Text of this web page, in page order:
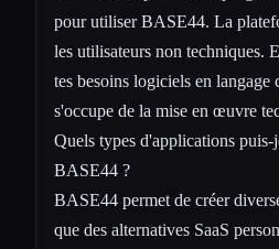
pour utiliser BASE44. La
les utilisateurs non techniques.
tes besoins logiciels en
s'occupe de la mise en œuvre
Quels types d'applications puis-
BASE44 ?
BASE44 permet de créer
que des alternatives SaaS